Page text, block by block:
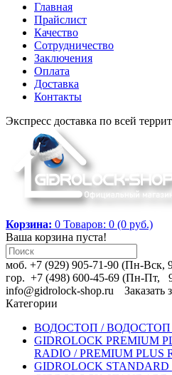
Главная
Прайслист
Качество
Сотрудничество
Заключения
Оплата
Доставка
Контакты
Экспресс доставка по всей
Корзина: 0 Товаров: 0 (0 руб.)
Ваша корзина пуста!
моб. +7 (929) 905-71-90 (Пн-Вск,
гор. +7 (498) 600-45-69 (Пн-Пт,
info@gidrolock-shop.ru
Заказать
Категории
ВОДОСТОП / ВОДОСТОП
GIDROLOCK PREMIUM
RADIO / PREMIUM PLUS
GIDROLOCK STANDARD